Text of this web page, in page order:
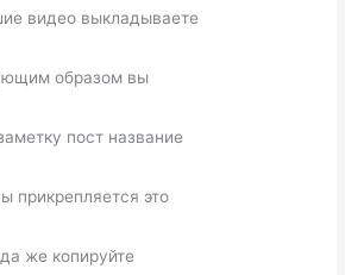
видео выкладываете
образом вы
пост название
прикрепляется это
же копируйте